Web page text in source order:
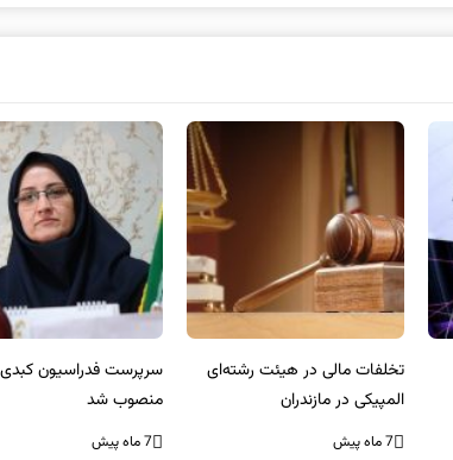
تخلفات مالی در هیئت رشته‌ای
المپیکی در مازندران
7 ماه پیش
سرپرست فدراسیون کبدی
منصوب شد
7 ماه پیش